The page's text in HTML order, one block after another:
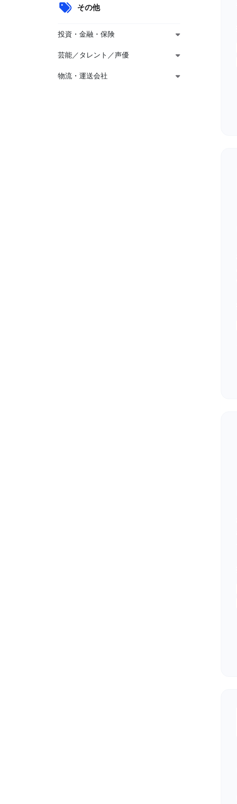
その他
投資・金融・保険
芸能／タレント／声優
物流・運送会社